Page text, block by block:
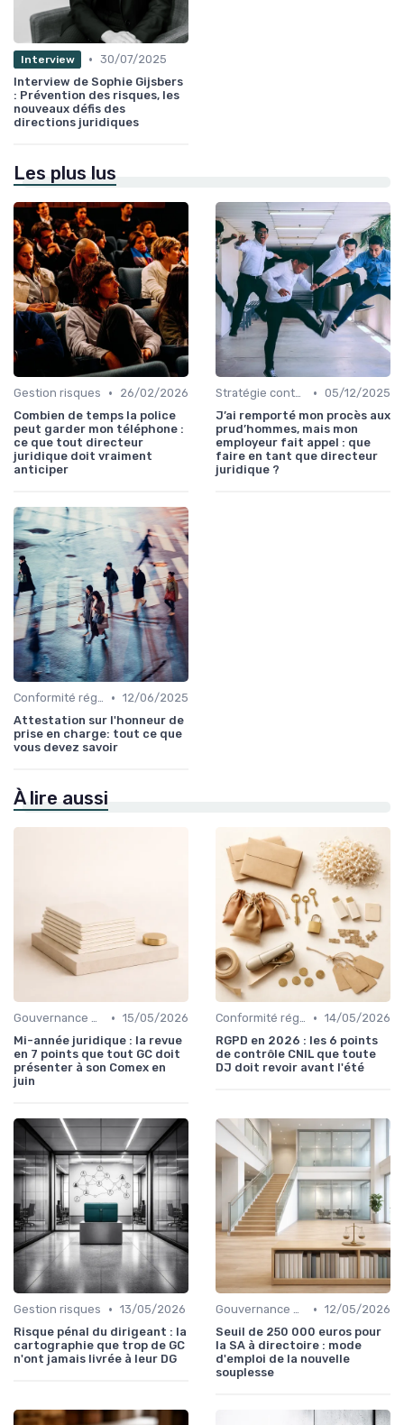
Interview • 30/07/2025
Interview de Sophie Gijsbers
: Prévention des risques, les
nouveaux défis des
directions juridiques
Les plus lus
Gestion risques •
26/02/2026
Combien de temps la police
peut garder mon téléphone :
ce que tout directeur
juridique doit vraiment
anticiper
Stratégie contentieuse • 05/12/2025
J’ai remporté mon procès aux
prud’hommes, mais mon
employeur fait appel : que
faire en tant que directeur
juridique ?
Conformité réglementaire • 12/06/2025
Attestation sur l'honneur de
prise en charge: tout ce que
vous devez savoir
À lire aussi
Gouvernance d'entreprise • 15/05/2026
Mi-année juridique : la revue
en 7 points que tout GC doit
présenter à son Comex en
juin
Conformité réglementaire • 14/05/2026
RGPD en 2026 : les 6 points
de contrôle CNIL que toute
DJ doit revoir avant l'été
Gestion risques • 13/05/2026
Risque pénal du dirigeant : la
cartographie que trop de GC
n'ont jamais livrée à leur DG
Gouvernance d'entreprise • 12/05/2026
Seuil de 250 000 euros pour
la SA à directoire : mode
d'emploi de la nouvelle
souplesse